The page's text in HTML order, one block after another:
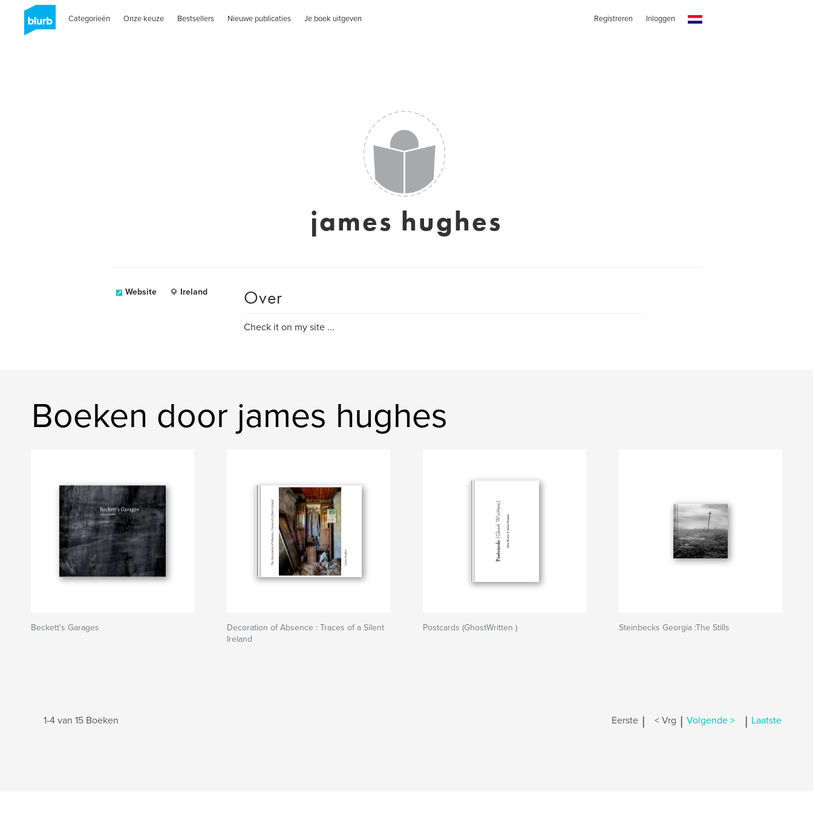
Categorieën Onze keuze Bestsellers Nieuwe publicaties Je boek uitgeven Registreren Inloggen
james hughes
Website Ireland Over
Check it on my site ...
Boeken door james hughes
Beckett's Garages
Decoration of Absence : Traces of a Silent
Ireland
Postcards (GhostWritten ) Steinbecks Georgia :The Stills
1-4 van 15 Boeken Eerste | < Vrg | Volgende > | Laatste